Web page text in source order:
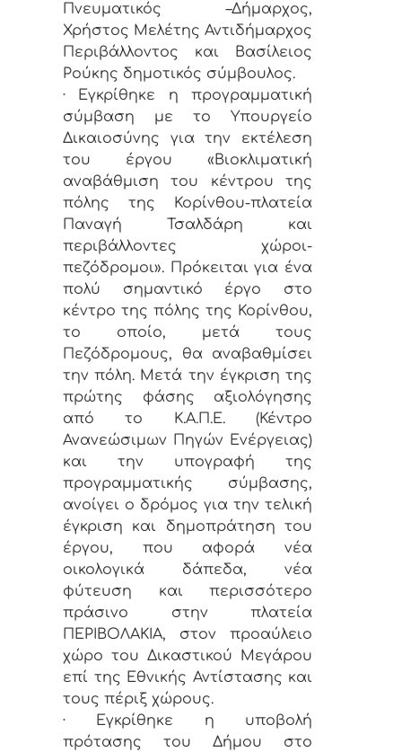
Πνευματικός –Δήμαρχος,
Χρήστος Μελέτης Αντιδήμαρχος
Περιβάλλοντος και Βασίλειος
Ρούκης δημοτικός σύμβουλος.
· Εγκρίθηκε η προγραμματική
σύμβαση με το Υπουργείο
Δικαιοσύνης για την εκτέλεση
του έργου «Βιοκλιματική
αναβάθμιση του κέντρου της
πόλης της Κορίνθου-πλατεία
Παναγή Τσαλδάρη και
περιβάλλοντες χώροι-
πεζόδρομοι». Πρόκειται για ένα
πολύ σημαντικό έργο στο
κέντρο της πόλης της Κορίνθου,
το οποίο, μετά τους
Πεζόδρομους, θα αναβαθμίσει
την πόλη. Μετά την έγκριση της
πρώτης φάσης αξιολόγησης
από το Κ.Α.Π.Ε. (Κέντρο
Ανανεώσιμων Πηγών Ενέργειας)
και την υπογραφή της
προγραμματικής σύμβασης,
ανοίγει ο δρόμος για την τελική
έγκριση και δημοπράτηση του
έργου, που αφορά νέα
οικολογικά δάπεδα, νέα
φύτευση και περισσότερο
πράσινο στην πλατεία
ΠΕΡΙΒΟΛΑΚΙΑ, στον προαύλειο
χώρο του Δικαστικού Μεγάρου
επί της Εθνικής Αντίστασης και
τους πέριξ χώρους.
· Εγκρίθηκε η υποβολή
πρότασης του Δήμου στο